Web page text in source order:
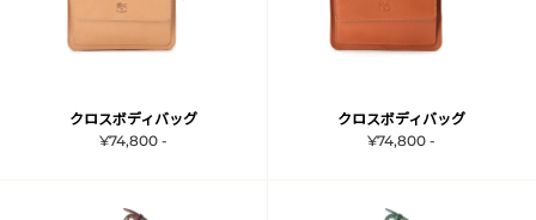
クロスボディバッグ
¥74,800 -
クロスボディバッグ
¥74,800 -